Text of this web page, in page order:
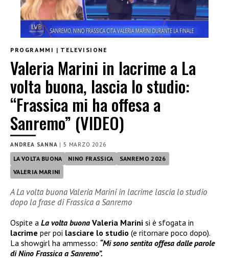
PROGRAMMI | TELEVISIONE
Valeria Marini in lacrime a La
volta buona, lascia lo studio:
“Frassica mi ha offesa a
Sanremo” (VIDEO)
ANDREA SANNA | 5 MARZO 2026
LA VOLTA BUONA NINO FRASSICA
SANREMO 2026
VALERIA MARINI
A La volta buona Valeria Marini in lacrime lascia lo studio
dopo la frase di Frassica a Sanremo
Ospite a La volta buona Valeria Marini si è sfogata in
lacrime per poi lasciare lo studio (e ritornare poco dopo).
La showgirl ha ammesso: “Mi sono sentita offesa dalle parole
di Nino Frassica a Sanremo”.